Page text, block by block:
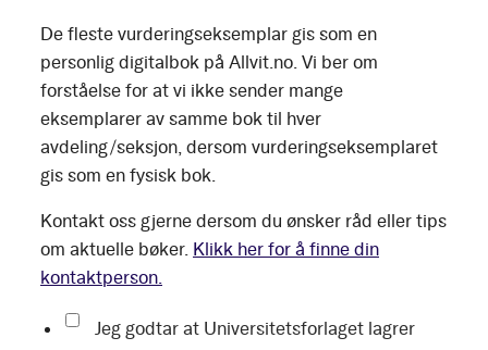
De fleste vurderingseksemplar gis som en
personlig digitalbok på Allvit.no. Vi ber om
forståelse for at vi ikke sender mange
eksemplarer av samme bok til hver
avdeling/seksjon, dersom vurderingseksemplaret
gis som en fysisk bok.
Kontakt oss gjerne dersom du ønsker råd eller tips
om aktuelle bøker. Klikk her for å finne din
kontaktperson.
Jeg godtar at Universitetsforlaget lagrer